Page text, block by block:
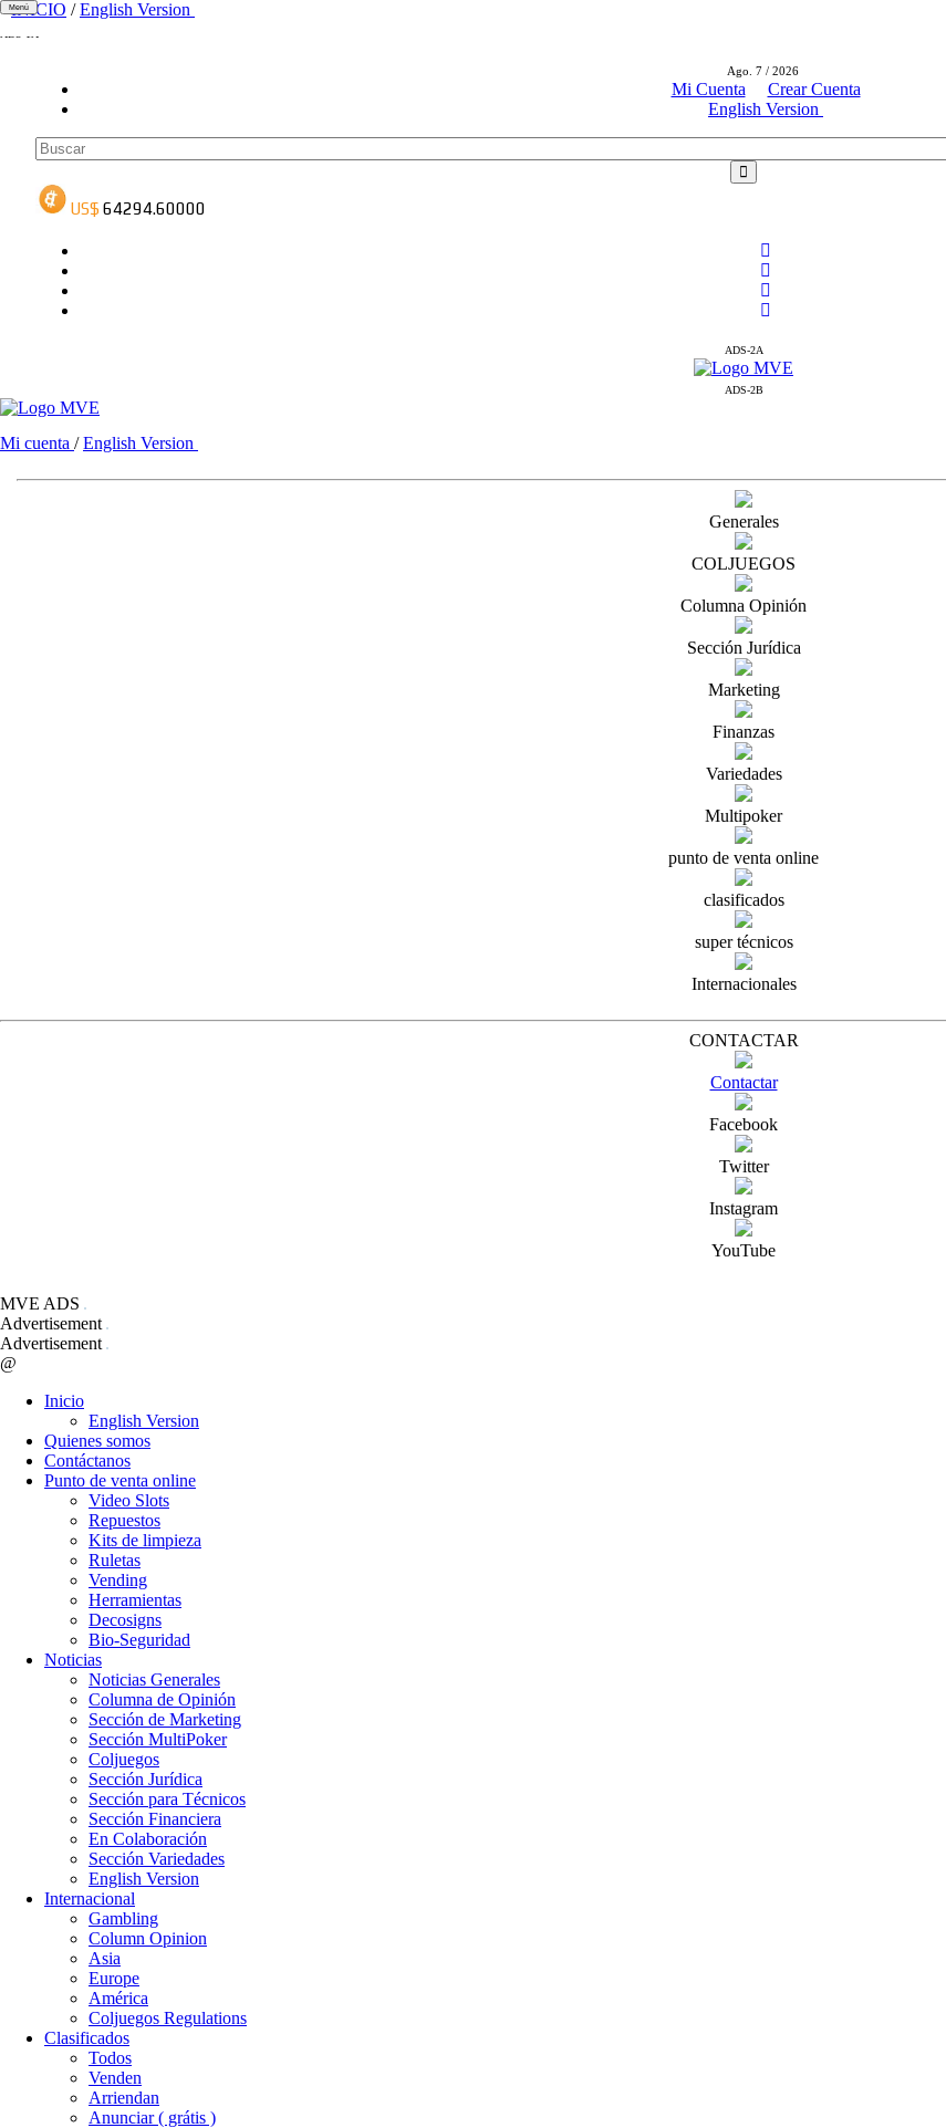
Ago. 7 / 2026
Mi Cuenta
Crear Cuenta
English Version
ADS-2A
ADS-2B
Menú
INICIO /English Version
Mi cuenta /English Version
Generales
COLJUEGOS
Columna Opinión
Sección Jurídica
Marketing
Finanzas
Variedades
Multipoker
punto de venta online
clasificados
super técnicos
Internacionales
CONTACTAR
Contactar
Facebook
Twitter
Instagram
YouTube
MVE ADS
Advertisement
Advertisement
@
Inicio
English Version
Quienes somos
Contáctanos
Punto de venta online
Video Slots
Repuestos
Kits de limpieza
Ruletas
Vending
Herramientas
Decosigns
Bio-Seguridad
Noticias
Noticias Generales
Columna de Opinión
Sección de Marketing
Sección MultiPoker
Coljuegos
Sección Jurídica
Sección para Técnicos
Sección Financiera
En Colaboración
Sección Variedades
English Version
Internacional
Gambling
Column Opinion
Asia
Europe
América
Coljuegos Regulations
Clasificados
Todos
Venden
Arriendan
Anunciar ( grátis )